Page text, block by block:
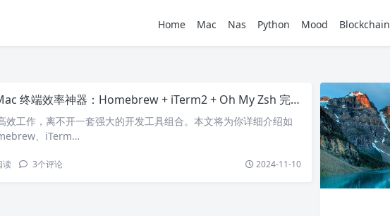
Home Mac Nas Python Mood Blockchain
终端效率神器：Homebrew + iTerm2 + Oh My Zsh 完整安装与优化教程
效工作，离不开一套强大的开发工具组合。本文将为你详细介绍如
、iTerm…
读 3个评论 2024-11-10